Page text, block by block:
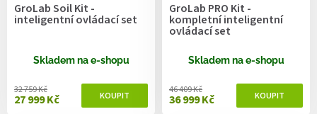
GroLab Soil Kit -
inteligentní ovládací set
Skladem na e-shopu
27 999 Kč
32 759 Kč
GroLab PRO Kit -
kompletní inteligentní
ovládací set
Skladem na e-shopu
36 999 Kč
46 409 Kč